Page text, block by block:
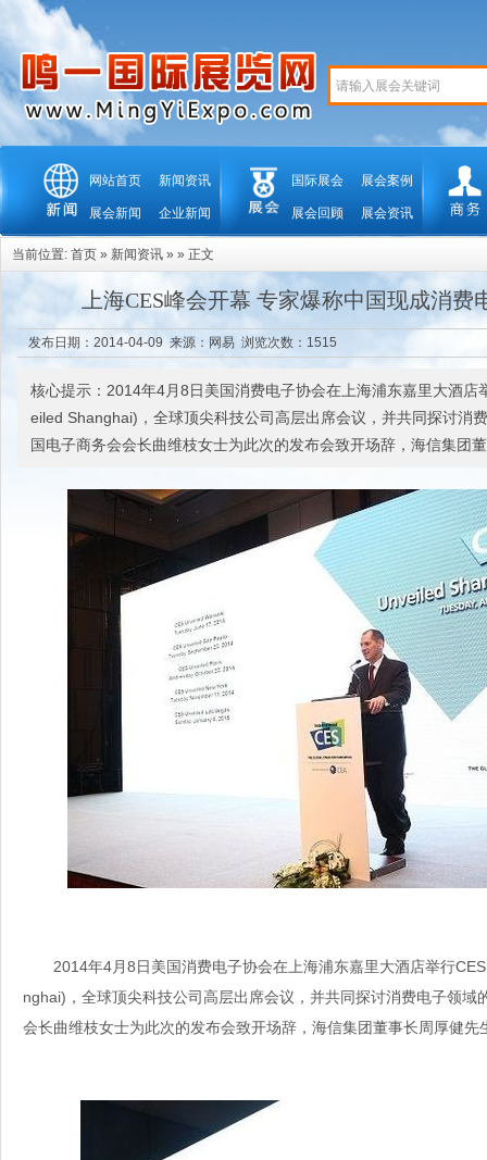
网站首页 新闻资讯
展会新闻 企业新闻
国际展会 展会案例
展会回顾 展会资讯
当前位置: 首页 » 新闻资讯 » » 正文
上海CES峰会开幕 专家爆称中国现成消费
发布日期：2014-04-09 来源： 网易 浏览次数： 1515
核心提示：2014年4月8日美国消费电子协会在上海浦东嘉里大酒店
eiled Shanghai)，全球顶尖科技公司高层出席会议，并共同探讨消
国电子商务会会长曲维枝女士为此次的发布会致开场辞，海信集团
2014年4月8日美国消费电子协会在上海浦东嘉里大酒店举行
nghai)，全球顶尖科技公司高层出席会议 ，并共同探讨消费电子领
会长曲维枝女士为此次的发布会致开场辞，海信集团董事长周厚健先